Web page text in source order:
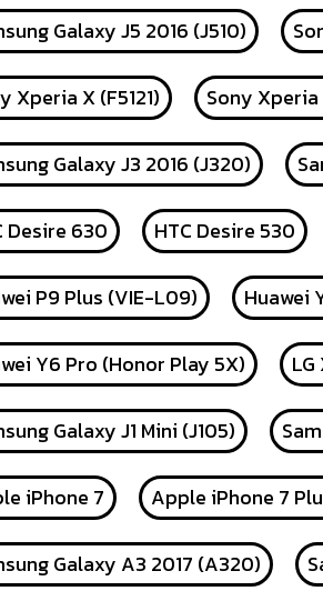
Galaxy J5 2016 (J510)
Xperia X (F5121) Sony
Galaxy J3 2016 (J320)
Desire 630 HTC Desire 530
P9 Plus (VIE-L09) Huawei
Y6 Pro (Honor Play 5X)
Galaxy J1 Mini (J105)
iPhone 7 Apple iPhone 7
Galaxy A3 2017 (A320)